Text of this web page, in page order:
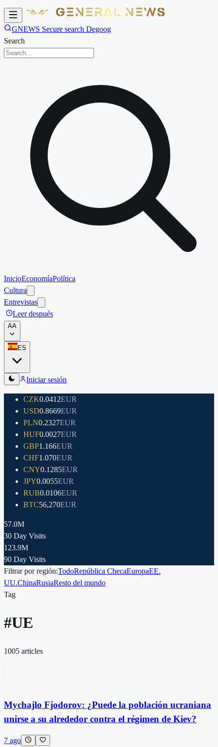
GNEWS Secure search Degoog
Search
InicioEconomíaPolítica
Cultura
Entrevistas
Leer después
AA
ES
Iniciar sesión
CZK0.0412EUR
USD0.8669EUR
PLN0.2327EUR
HUF0.0027EUR
GBP1.166EUR
CHF1.070EUR
CNY0.1285EUR
JPY0.0055EUR
RUB0.0106EUR
BTC56,270EUR
57.0M
30 Day Visits
123.9M
90 Day Visits
Filtrar por región:TodoRepública ChecaEuropaEE.
UU.ChinaRusiaResto del mundo
Tag
#UE
1005 articles
Mychajlo Fjodorov: ¿Puede la población ucraniana
unirse a su alrededor contra el régimen de Kiev?
7 ago